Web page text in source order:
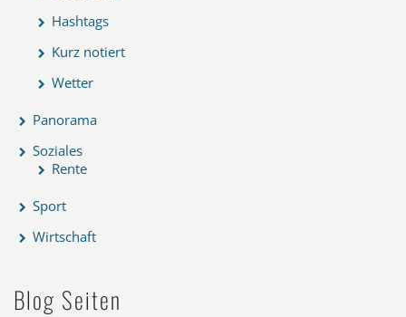
Hashtags
Kurz notiert
Wetter
Panorama
Soziales
Rente
Sport
Wirtschaft
Blog Seiten